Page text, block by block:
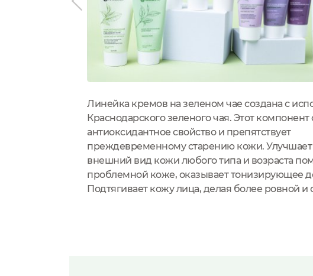
Линейка кремов на зеленом чае создана с
Краснодарского зеленого чая. Этот компонент
антиоксидантное свойство и препятствует
преждевременному старению кожи. Улучшает
внешний вид кожи любого типа и возраста
проблемной коже, оказывает тонизирующее
Подтягивает кожу лица, делая более ровной